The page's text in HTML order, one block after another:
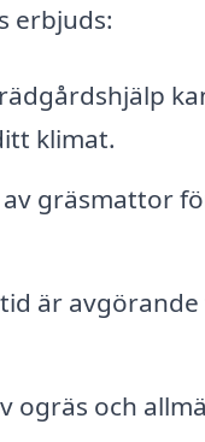
erbjuds:
klimat.
gräsmattor
är
ogräs och